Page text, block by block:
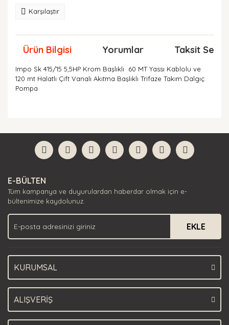
Karşılaştır
Ürün Bilgisi Yorumlar Taksit
Impo Sk 415/15 5,5HP Krom Başlıklı 60 MT Yassı Kablolu ve
120 mt Halatlı Çift Vanalı Akıtma Başlıklı Trifaze Takım Dalgıç
Pompa
Yorum Yaz
formunu kullanarak tarafımıza iletebilirsiniz.
Görüş ve önerileriniz için teşekkür ederiz.
Ürün açıklamasında eksik bilgiler bulunuyor.
Ürün bilgilerinde hatalar bulunuyor.
Ürün fiyatı diğer sitelerden daha pahalı.
Bu ürüne benzer farklı alternatifler olmalı.
E-BÜLTEN
Tüm kampanya ve duyurulardan haberdar olmak için e-
bültenimize kaydolunuz.
EKLE
KURUMSAL
ALIŞVERİŞ